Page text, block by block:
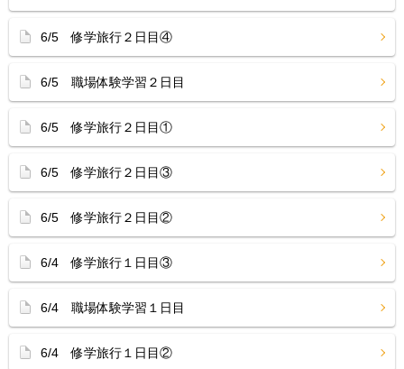
6/5 修学旅行２日目④
6/5 職場体験学習２日目
6/5 修学旅行２日目①
6/5 修学旅行２日目③
6/5 修学旅行２日目②
6/4 修学旅行１日目③
6/4 職場体験学習１日目
6/4 修学旅行１日目②